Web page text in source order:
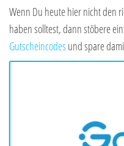
Wenn Du heute hier nicht den
haben solltest, dann stöbere
Gutscheincodes und spare